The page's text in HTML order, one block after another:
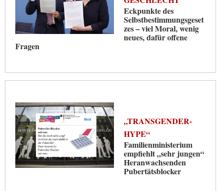
Eckpunkte des
Selbstbestimmungsgeset
zes – viel Moral, wenig
neues, dafür offene
Fragen
„TRANSGENDER-
HYPE“
Familienministerium
empfiehlt „sehr jungen“
Heranwachsenden
Pubertätsblocker